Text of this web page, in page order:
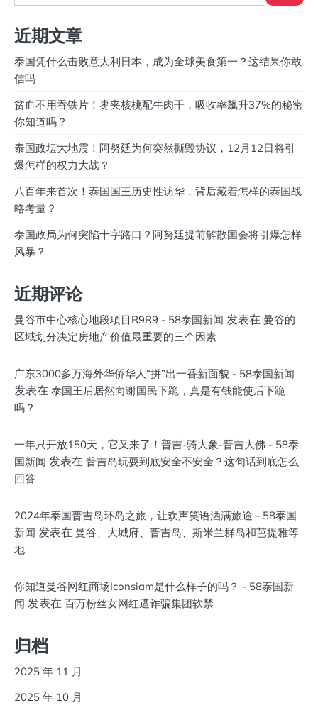
近期文章
泰国凭什么击败意大利日本，成为全球美食第一？这结果你敢
信吗
贫血不用吞铁片！枣夹核桃配牛肉干，吸收率飙升37%的秘密
你知道吗？
泰国政坛大地震！阿努廷为何突然撕毁协议，12月12日将引
爆怎样的权力大战？
八百年来首次！泰国国王历史性访华，背后藏着怎样的泰国战
略考量？
泰国政局为何突陷十字路口？阿努廷提前解散国会将引爆怎样
风暴？
近期评论
曼谷市中心核心地段項目R9R9 - 58泰国新闻 发表在 曼谷的
区域划分决定房地产价值最重要的三个因素
广东3000多万海外华侨华人“拼”出一番新面貌 - 58泰国新闻
发表在 泰国王后居然向谢国民下跪，真是有钱能使后下跪
吗？
一年只开放150天，它又来了！普吉-骑大象-普吉大佛 - 58泰
国新闻 发表在 普吉岛玩耍到底安全不安全？这句话到底怎么
回答
2024年泰国普吉岛环岛之旅，让欢声笑语洒满旅途 - 58泰国
新闻 发表在 曼谷、大城府、普吉岛、斯米兰群岛和芭提雅等
地
你知道曼谷网红商场Iconsiam是什么样子的吗？ - 58泰国新
闻 发表在 百万粉丝女网红遭诈骗集团软禁
归档
2025 年 11 月
2025 年 10 月